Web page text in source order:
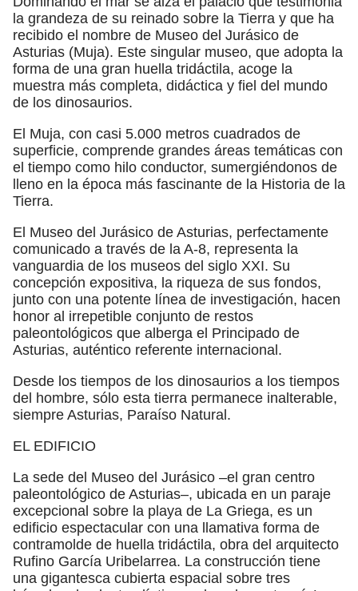
la grandeza de su reinado sobre la Tierra y que ha
recibido el nombre de Museo del Jurásico de
Asturias (Muja). Este singular museo, que adopta la
forma de una gran huella tridáctila, acoge la
muestra más completa, didáctica y fiel del mundo
de los dinosaurios.
El Muja, con casi 5.000 metros cuadrados de
superficie, comprende grandes áreas temáticas con
el tiempo como hilo conductor, sumergiéndonos de
lleno en la época más fascinante de la Historia de la
Tierra.
El Museo del Jurásico de Asturias, perfectamente
comunicado a través de la A-8, representa la
vanguardia de los museos del siglo XXI. Su
concepción expositiva, la riqueza de sus fondos,
junto con una potente línea de investigación, hacen
honor al irrepetible conjunto de restos
paleontológicos que alberga el Principado de
Asturias, auténtico referente internacional.
Desde los tiempos de los dinosaurios a los tiempos
del hombre, sólo esta tierra permanece inalterable,
siempre Asturias, Paraíso Natural.
EL EDIFICIO
La sede del Museo del Jurásico –el gran centro
paleontológico de Asturias–, ubicada en un paraje
excepcional sobre la playa de La Griega, es un
edificio espectacular con una llamativa forma de
contramolde de huella tridáctila, obra del arquitecto
Rufino García Uribelarrea. La construcción tiene
una gigantesca cubierta espacial sobre tres